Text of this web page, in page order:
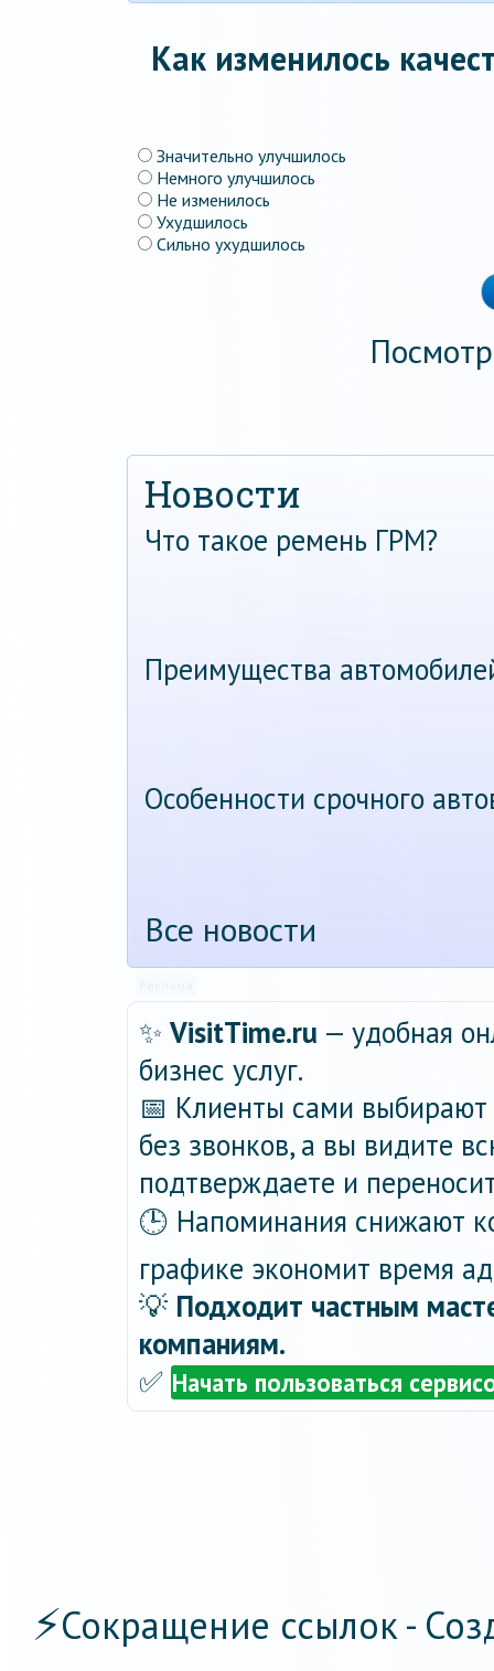
Как изменилось
Значительно улучшилось
Немного улучшилось
Не изменилось
Ухудшилось
Сильно ухудшилось
Новости
Что такое ремень ГРМ?
Преимущества
Особенности срочного
Все новости
✨ VisitTime.ru — удобная
бизнес услуг.
📅 Клиенты сами
без звонков, а вы видите
подтверждаете и
🕒 Напоминания снижают
графике экономит время
💡 Подходит частным
компаниям.
✅ Начать пользоваться
⚡Сокращение ссылок -